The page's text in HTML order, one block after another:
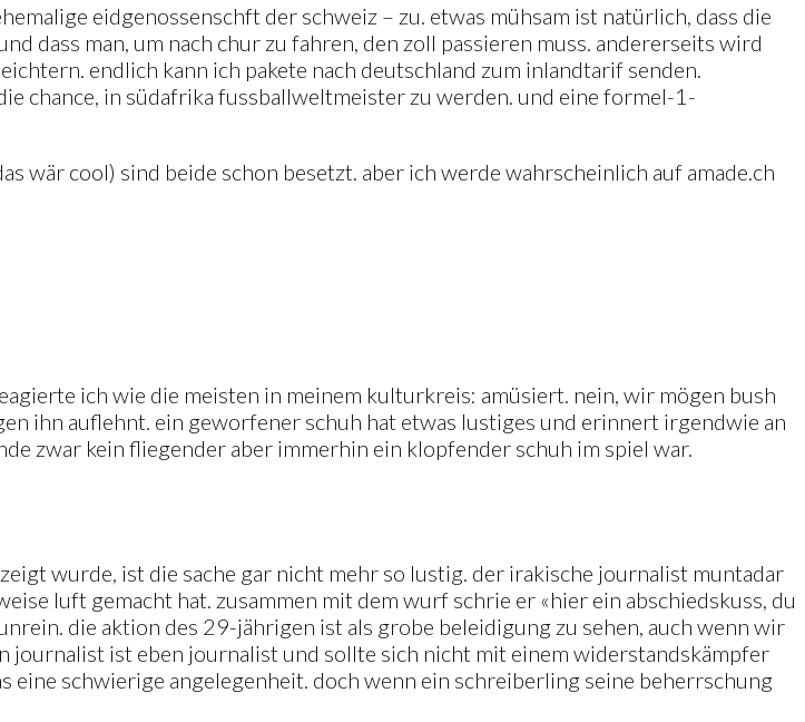
eidgenossenschft der schweiz – zu. etwas mühsam ist natürlich, dass die
dass man, um nach chur zu fahren, den zoll passieren muss. andererseits wird
endlich kann ich pakete nach deutschland zum inlandtarif senden.
chance, in südafrika fussballweltmeister zu werden. und eine formel-1-
wär cool) sind beide schon besetzt. aber ich werde wahrscheinlich auf amade.ch
ich wie die meisten in meinem kulturkreis: amüsiert. nein, wir mögen bush
ihn auflehnt. ein geworfener schuh hat etwas lustiges und erinnert irgendwie an
zwar kein fliegender aber immerhin ein klopfender schuh im spiel war.
wurde, ist die sache gar nicht mehr so lustig. der irakische journalist muntadar
luft gemacht hat. zusammen mit dem wurf schrie er «hier ein abschiedskuss, du
die aktion des 29-jährigen ist als grobe beleidigung zu sehen, auch wenn wir
journalist ist eben journalist und sollte sich nicht mit einem widerstandskämpfer
schwierige angelegenheit. doch wenn ein schreiberling seine beherrschung